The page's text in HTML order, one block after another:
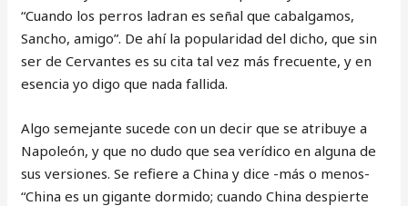
“Cuando los perros ladran es señal que cabalgamos,
Sancho, amigo”. De ahí la popularidad del dicho, que sin
ser de Cervantes es su cita tal vez más frecuente, y en
esencia yo digo que nada fallida.
Algo semejante sucede con un decir que se atribuye a
Napoleón, y que no dudo que sea verídico en alguna de
sus versiones. Se refiere a China y dice -más o menos-
“China es un gigante dormido; cuando China despierte